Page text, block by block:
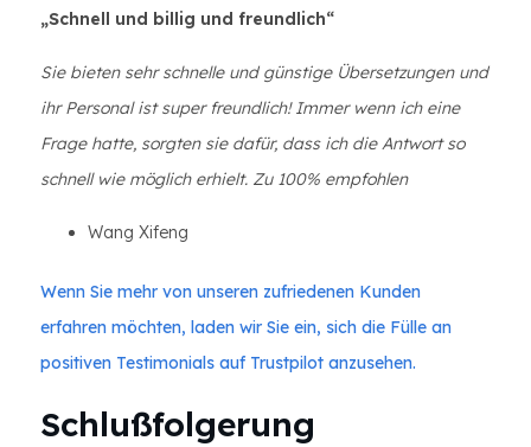
„Schnell und billig und freundlich“
Sie bieten sehr schnelle und günstige Übersetzungen und
ihr Personal ist super freundlich! Immer wenn ich eine
Frage hatte, sorgten sie dafür, dass ich die Antwort so
schnell wie möglich erhielt. Zu 100% empfohlen
Wang Xifeng
Wenn Sie mehr von unseren zufriedenen Kunden
erfahren möchten, laden wir Sie ein, sich die Fülle an
positiven Testimonials auf Trustpilot anzusehen.
Schlußfolgerung